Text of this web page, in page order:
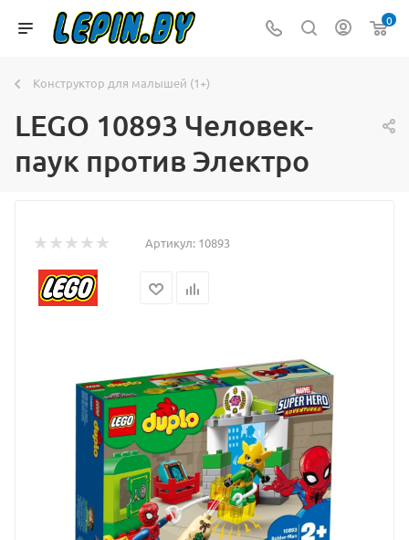
0
Конструктор для малышей (1+)
LEGO 10893 Человек-
паук против Электро
Артикул: 10893